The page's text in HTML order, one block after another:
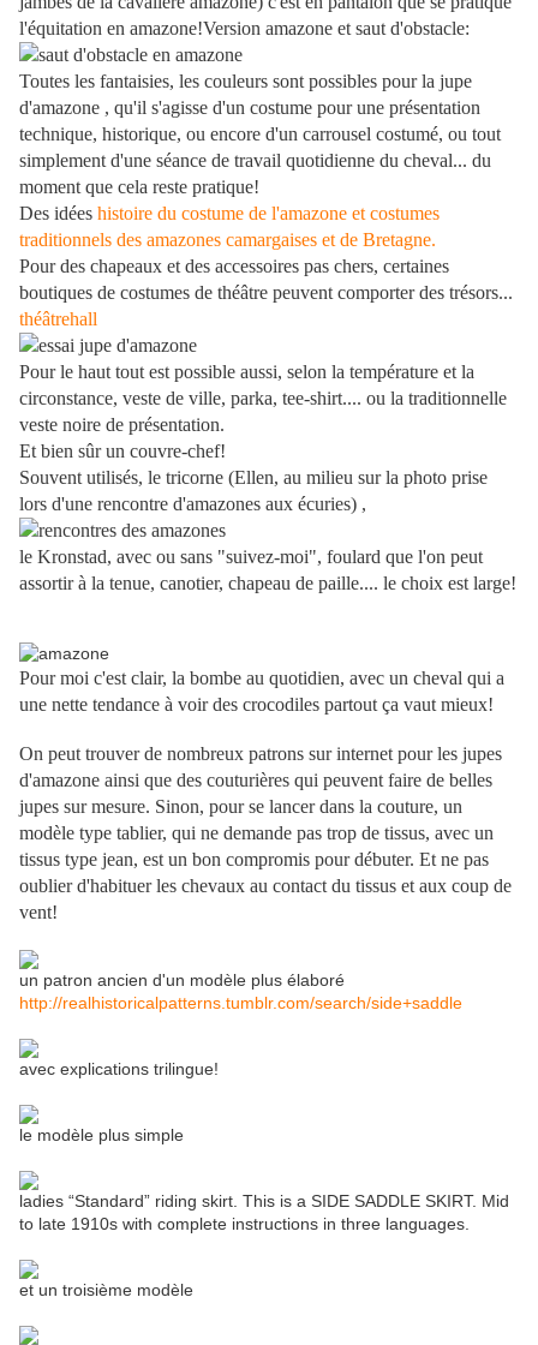
l'équitation en amazone!Version amazone et saut d'obstacle:
Toutes les fantaisies, les couleurs sont possibles pour la jupe
d'amazone , qu'il s'agisse d'un costume pour une présentation
technique, historique, ou encore d'un carrousel costumé, ou tout
simplement d'une séance de travail quotidienne du cheval... du
moment que cela reste pratique!
Des idées histoire du costume de l'amazone et costumes
traditionnels des amazones camargaises et de Bretagne.
Pour des chapeaux et des accessoires pas chers, certaines
boutiques de costumes de théâtre peuvent comporter des trésors...
théâtrehall
Pour le haut tout est possible aussi, selon la température et la
circonstance, veste de ville, parka, tee-shirt.... ou la traditionnelle
veste noire de présentation.
Et bien sûr un couvre-chef!
Souvent utilisés, le tricorne (Ellen, au milieu sur la photo prise
lors d'une rencontre d'amazones aux écuries) ,
le Kronstad, avec ou sans "suivez-moi", foulard que l'on peut
assortir à la tenue, canotier, chapeau de paille.... le choix est large!
Pour moi c'est clair, la bombe au quotidien, avec un cheval qui a
une nette tendance à voir des crocodiles partout ça vaut mieux!
On peut trouver de nombreux patrons sur internet pour les jupes
d'amazone ainsi que des couturières qui peuvent faire de belles
jupes sur mesure. Sinon, pour se lancer dans la couture, un
modèle type tablier, qui ne demande pas trop de tissus, avec un
tissus type jean, est un bon compromis pour débuter. Et ne pas
oublier d'habituer les chevaux au contact du tissus et aux coup de
vent!
un patron ancien d'un modèle plus élaboré
http://realhistoricalpatterns.tumblr.com/search/side+saddle
avec explications trilingue!
le modèle plus simple
ladies “Standard” riding skirt. This is a SIDE SADDLE SKIRT. Mid
to late 1910s with complete instructions in three languages.
et un troisième modèle